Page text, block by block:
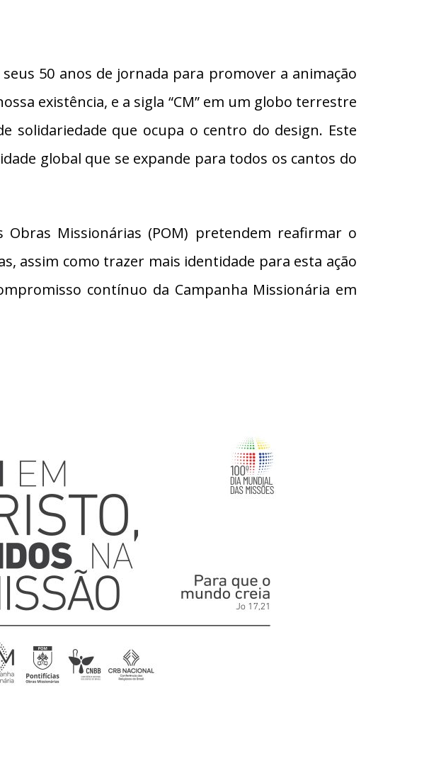
50 anos de jornada para promover a animação
existência, e a sigla “CM” em um globo terrestre
solidariedade que ocupa o centro do design. Este
global que se expande para todos os cantos do
Missionárias (POM) pretendem reafirmar o
assim como trazer mais identidade para esta ação
contínuo da Campanha Missionária em